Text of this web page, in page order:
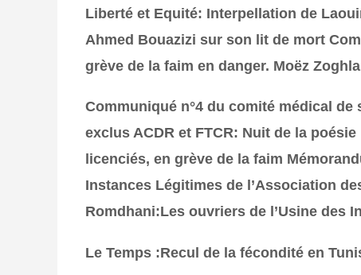
Liberté et Equité: Interpellation de
Ahmed Bouazizi sur son lit de mort
grève de la faim en danger. Moëz
Communiqué n°4 du comité médical
exclus ACDR et FTCR: Nuit de la
licenciés, en grève de la faim
Instances Légitimes de l’Association
Romdhani:Les ouvriers de l’Usine des
Le Temps :Recul de la fécondité en